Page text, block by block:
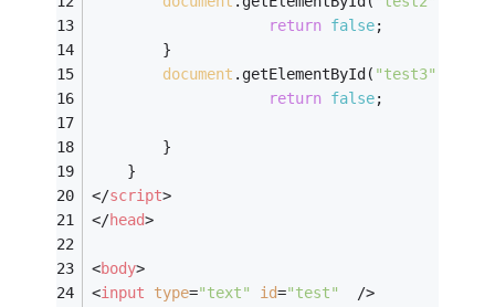
return false;
		}
document .getElementById( "test3"
return false;
		}
	}
</script>
</head>
<body>
<input type="text" id="test"
  />